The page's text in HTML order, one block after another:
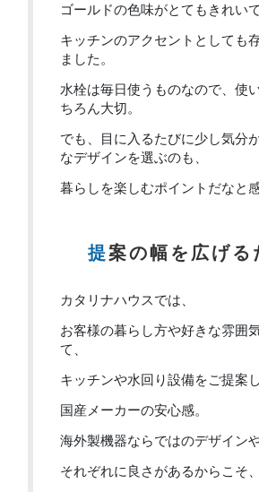
ゴールドの色味がとてもきれいで
キッチンのアクセントとしても
ました。
水栓は毎日使うものなので、使
ちろん大切。
でも、目に入るたびに少し気分
なデザインを選ぶのも、
暮らしを楽しむポイントだなと
提案の幅を広げ
カタリナハウスでは、
お客様の暮らし方や好きな雰囲
て、
キッチンや水回り設備をご提案
国産メーカーの安心感。
海外製機器ならではのデザイン
それぞれに良さがあるからこそ、